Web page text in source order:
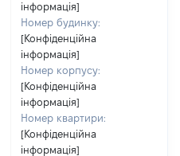
інформація]
Номер будинку:
[Конфіденційна
інформація]
Номер корпусу:
[Конфіденційна
інформація]
Номер квартири:
[Конфіденційна
інформація]